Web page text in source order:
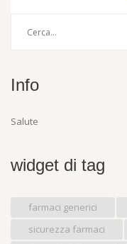
Info
Salute
widget di tag
farmaci generici
sicurezza farmaci